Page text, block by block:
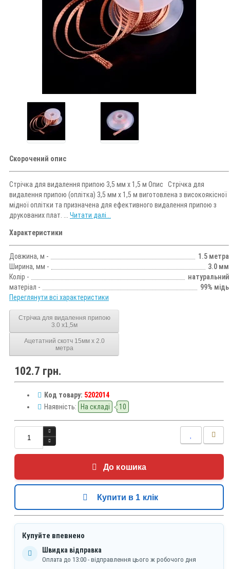
Скорочений опис
Стрічка для видалення припою 3,5 мм x 1,5 м Опис Стрічка для
видалення припою (оплітка) 3,5 мм x 1,5 м виготовлена з високоякісної
мідної оплітки та призначена для ефективного видалення припою з
друкованих плат. ... Читати далі...
Характеристики
Довжина, м -
1.5 метра
Ширина, мм -
3.0 мм
Колір -
натуральний
матеріал -
99% мідь
Переглянути всі характеристики
Стрічка для видалення припою
3.0 х1,5м
Ацетатний скотч 15мм х 2.0
метра
102.7 грн.
Код товару: 5202014
Наявність:
На складі 10
До кошика
Купити в 1 клік
Купуйте впевнено
Швидка відправка
Оплата до 13:00 - відправлення цього ж робочого дня